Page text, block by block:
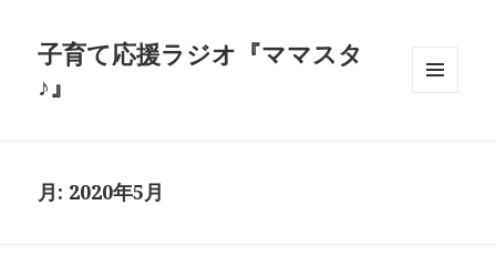
子育て応援ラジオ『ママスタ
♪』
月: 2020年5月